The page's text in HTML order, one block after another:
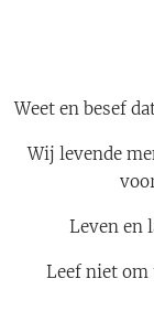
Weet en besef
Wij levende
Leven en
Leef niet om